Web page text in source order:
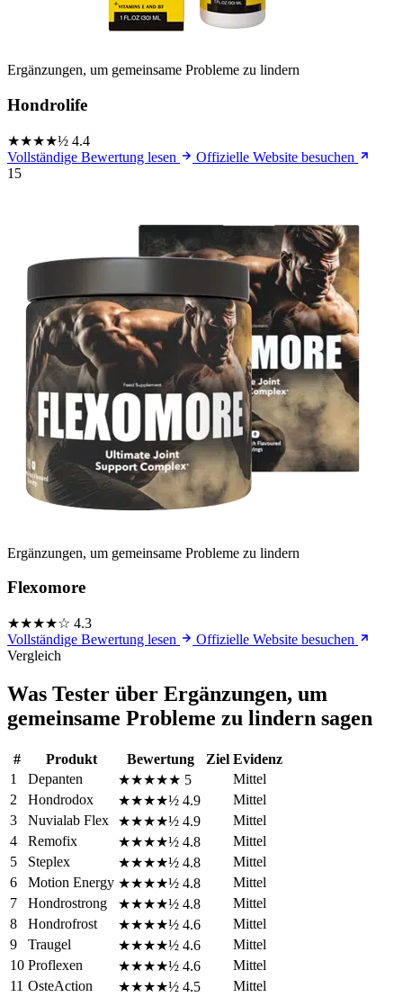
Ergänzungen, um gemeinsame Probleme zu lindern
Hondrolife
★★★★½ 4.4
Vollständige Bewertung lesen
Offizielle Website besuchen
15
Ergänzungen, um gemeinsame Probleme zu lindern
Flexomore
★★★★☆ 4.3
Vollständige Bewertung lesen
Offizielle Website besuchen
Vergleich
Was Tester über Ergänzungen, um
gemeinsame Probleme zu lindern sagen
# Produkt Bewertung Ziel Evidenz
1
Depanten ★★★★★ 5
Mittel
2
Hondrodox ★★★★½ 4.9
Mittel
3
Nuvialab Flex ★★★★½ 4.9
Mittel
4
Remofix ★★★★½ 4.8
Mittel
5
Steplex ★★★★½ 4.8
Mittel
6
Motion Energy ★★★★½ 4.8
Mittel
7
Hondrostrong ★★★★½ 4.8
Mittel
8
Hondrofrost ★★★★½ 4.6
Mittel
9
Traugel ★★★★½ 4.6
Mittel
10 Proflexen ★★★★½ 4.6
Mittel
11 OsteAction ★★★★½ 4.5
Mittel